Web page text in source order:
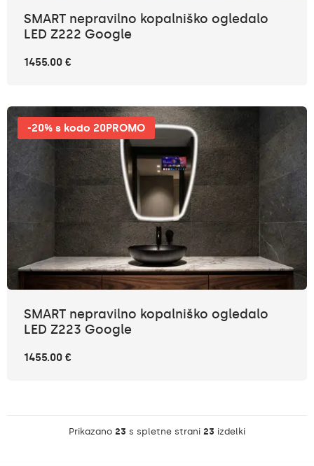
SMART nepravilno kopalniško ogledalo
LED Z222 Google
1455.00 €
-20% s kodo 20PROMO
SMART nepravilno kopalniško ogledalo
LED Z223 Google
1455.00 €
Prikazano 23 s spletne strani 23 izdelki